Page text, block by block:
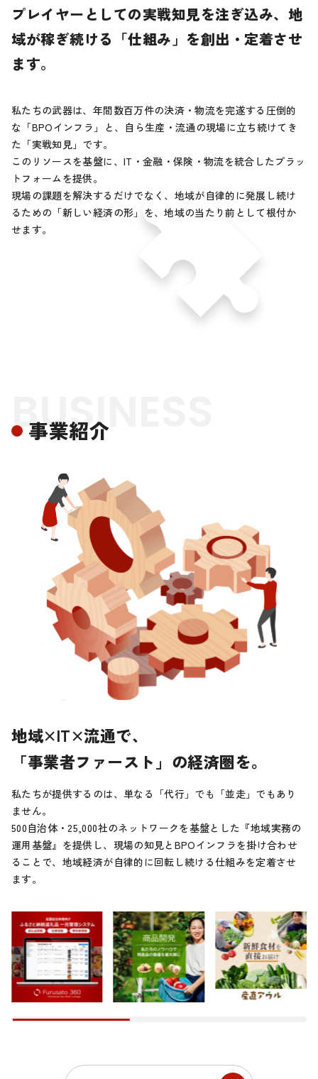
プレイヤーとしての実戦知見を注ぎ込み、 地
域が稼ぎ続ける「仕組み」を創出・定着させ
ます。
私たちの武器は、年間数百万件の決済・物流を完遂する圧倒的
な「BPOインフラ」と、自ら生産・流通の現場に立ち続けてき
た「実戦知見」です。
このリソースを基盤に、IT・金融・保険・物流を統合したプラッ
トフォームを提供。
現場の課題を解決するだけでなく、地域が自律的に発展し続け
るための「新しい経済の形」を、地域の当たり前として根付か
せます。
BUSINESS
事業紹介
地域×IT×流通で、
「事業者ファースト」の経済圏を。
私たちが提供するのは、単なる「代行」でも「並走」でもあり
ません。
500自治体・25,000社のネットワークを基盤とした『地域実務の
運用基盤』を提供し、現場の知見とBPOインフラを掛け合わせ
ることで、地域経済が自律的に回転し続ける仕組みを定着させ
ます。